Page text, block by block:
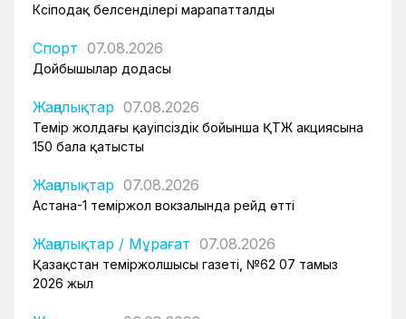
Кәсіподақ белсенділері марапатталды
Спорт 07.08.2026
Дойбышылар додасы
Жаңалықтар 07.08.2026
Темір жолдағы қауіпсіздік бойынша ҚТЖ акциясына
150 бала қатысты
Жаңалықтар 07.08.2026
Астана-1 теміржол вокзалында рейд өтті
Жаңалықтар / Мұрағат 07.08.2026
Қазақстан теміржолшысы газеті, №62 07 тамыз
2026 жыл